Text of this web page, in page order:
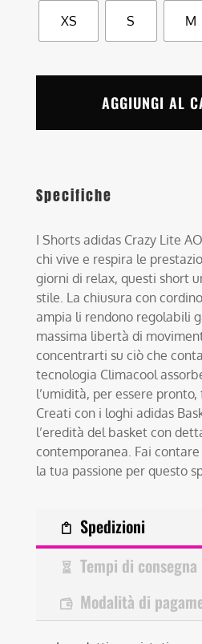
XS S M
AGGIUNGI AL
Specifiche
I Shorts adidas Crazy Lite
chi vive e respira le
giorni di relax, questi short
stile. La chiusura con
ampia li rendono regolabili
massima libertà di
concentrarti su ciò che
tecnologia Climacool
l’umidità, per essere
Creati con i loghi adidas
l’eredità del basket con
contemporanea. Fai
la tua passione per questo
Spedizioni
Tempi di consegna
Modalità di